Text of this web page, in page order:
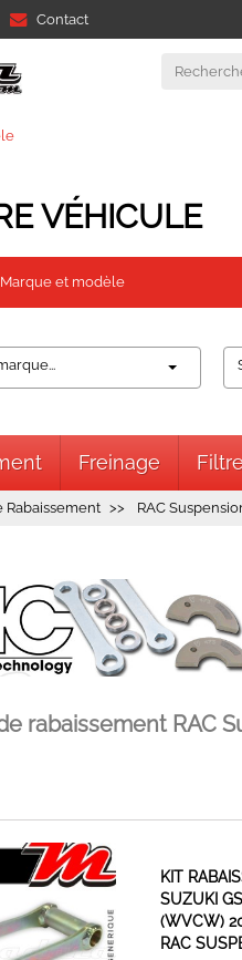
Contact
VÉHICULE
Marque et modèle
Freinage
Rabaissement RAC
rabaissement RAC
KIT
SUZUKI
(WVCW)
RAC